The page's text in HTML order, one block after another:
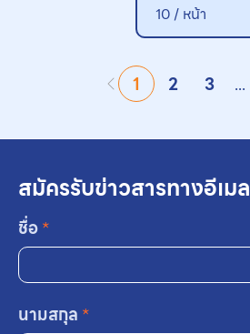
10 / หน้า
1 2 3 ...
สมัครรับข่าวสารทางอีเมล
ชื่อ*
นามสกุล *